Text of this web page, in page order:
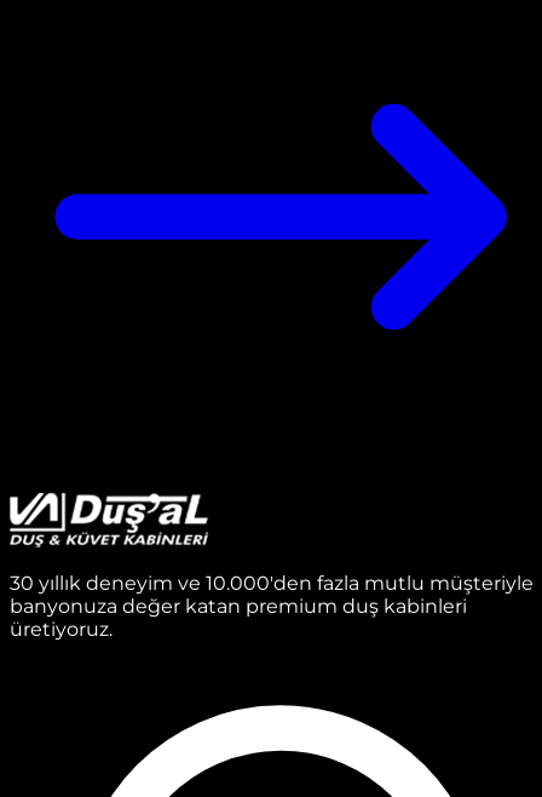
30 yıllık deneyim ve 10.000'den fazla mutlu müşteriyle
banyonuza değer katan premium duş kabinleri
üretiyoruz.